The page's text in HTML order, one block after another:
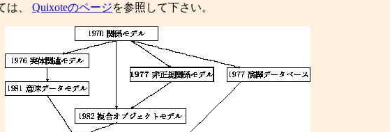
は、 Quixoteのページを参照して下さい。